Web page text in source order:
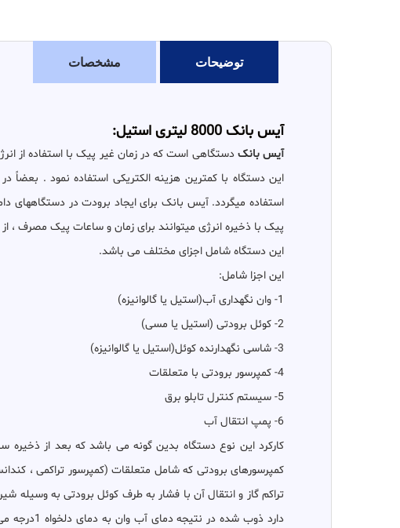
توضیحات مشخصات
آیس بانک 8000 لیتری استیل:
آیس بانک دستگاهی است که در زمان غیر پیک با استفاده از
این دستگاه با کمترین هزینه الکتریکی استفاده نمود .
استفاده میگردد. آیس بانک برای ایجاد برودت در دستگاههای
پیک با ذخیره انرژی میتوانند برای زمان و ساعات پیک مصرف ، از
این دستگاه شامل اجزای مختلف می باشد.
این اجزا شامل:
1- وان نگهداری آب(استیل یا گالوانیزه)
2- کوئل برودتی (استیل یا مسی)
3- شاسی نگهدارنده کوئل(استیل یا گالوانیزه)
4- کمپرسور برودتی با متعلقات
5- سیستم کنترل تابلو برق
6- پمپ انتقال آب
کارکرد این نوع دستگاه بدین گونه می باشد که بعد از
کمپرسورهای برودتی که شامل متعلقات (کمپرسور تراکمی ،
تراکم گاز و انتقال آن با فشار به طرف کوئل برودتی به